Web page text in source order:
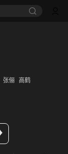
张俪
高鹤